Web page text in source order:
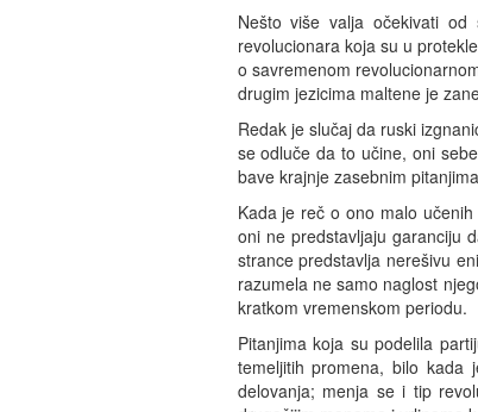
Nešto više valja očekivati
revolucionara koja su u
o savremenom
drugim jezicima maltene je
Redak je slučaj da ruski
se odluče da to učine, oni
bave krajnje zasebnim
Kada je reč o ono malo
oni ne predstavljaju garanciju
strance predstavlja nerešivu
razumela ne samo naglost
kratkom vremenskom periodu.
Pitanjima koja su podelila
temeljitih promena, bilo kada
delovanja; menja se i tip